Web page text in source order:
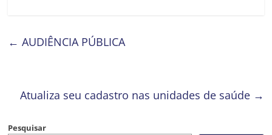
← AUDIÊNCIA PÚBLICA
Atualiza seu cadastro nas unidades de saúde →
Pesquisar